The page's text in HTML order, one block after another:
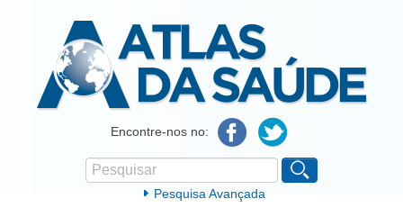
Atlas da SaúdeEncontre-nos no:
Formulário de procura
Pesquisar
Pesquisa Avançada